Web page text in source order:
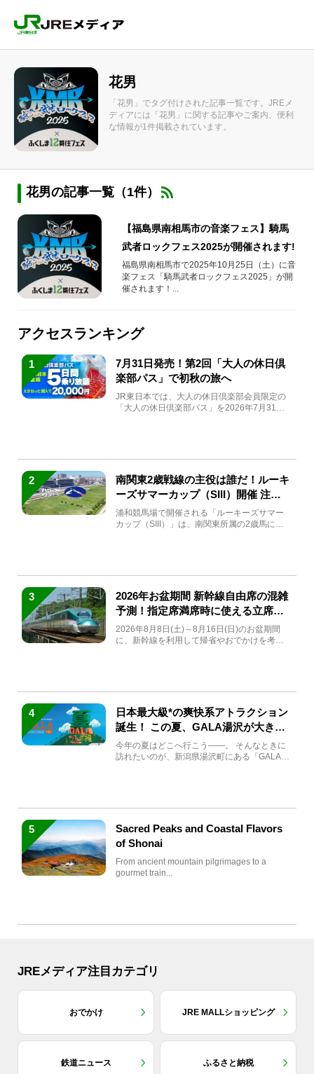
花男
「花男」でタグ付けされた記事一覧です。JREメ
ディアには「花男」に関する記事やご案内、便利
な情報が1件掲載されています。
花男の記事一覧（1件）
【福島県南相馬市の音楽フェス】騎馬
武者ロックフェス2025が開催されます!
福島県南相馬市で2025年10月25日（土）に音
楽フェス「騎馬武者ロックフェス2025」が開
催されます！...
アクセスランキング
1
7月31日発売！第2回「大人の休日倶
楽部パス」で初秋の旅へ
JR東日本では、大人の休日倶楽部会員限定の
「大人の休日倶楽部パス」を2026年7月31日
2
南関東2歳戦線の主役は誰だ！ルーキ
ーズサマーカップ（SIII）開催 注目
馬と見どころをチェック
浦和競馬場で開催される「ルーキーズサマー
カップ（SIII）」は、南関東所属の2歳馬によ
3
2026年お盆期間 新幹線自由席の混雑
予測！指定席満席時に使える立席特
急券も解説
2026年8月8日(土)～8月16日(日)のお盆期間
に、新幹線を利用して帰省やおでかけを考え
4
日本最大級*の爽快系アトラクション
誕生！ この夏、GALA湯沢が大きく
生まれ変わる
今年の夏はどこへ行こう――。 そんなときに
訪れたいのが、新潟県湯沢町にある「GALA湯
5
Sacred Peaks and Coastal Flavors
of Shonai
From ancient mountain pilgrimages to a
gourmet train...
JREメディア注目カテゴリ
おでかけ JRE MALLショッピング
鉄道ニュース ふるさと納税